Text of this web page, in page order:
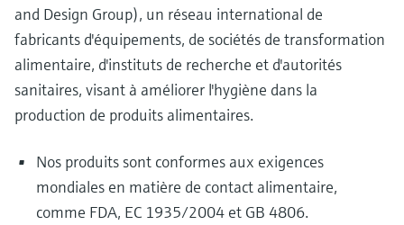
and Design Group), un réseau international de
fabricants d'équipements, de sociétés de transformation
alimentaire, d'instituts de recherche et d'autorités
sanitaires, visant à améliorer l'hygiène dans la
production de produits alimentaires.
Nos produits sont conformes aux exigences
mondiales en matière de contact alimentaire,
comme FDA, EC 1935/2004 et GB 4806.